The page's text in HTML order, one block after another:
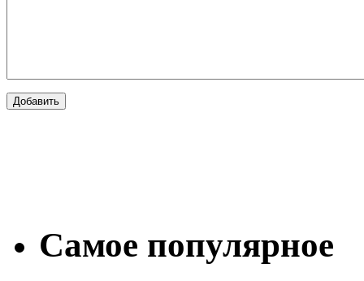
Самое популярное